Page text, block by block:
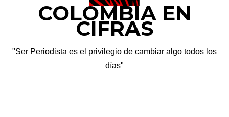
COLOMBIA EN
CIFRAS
"Ser Periodista es el privilegio de cambiar algo todos los
días"